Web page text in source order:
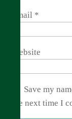
Email *
Website
Save my
the next time I